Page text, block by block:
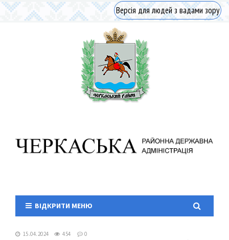
Версія для людей з вадами зору
ВІДКРИТИ МЕНЮ
15.04.2024 454
0